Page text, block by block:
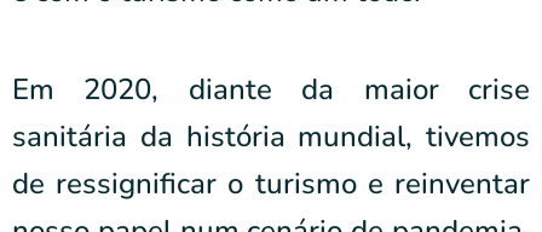
Em 2020, diante da maior crise
sanitária da história mundial, tivemos
de ressignificar o turismo e reinventar